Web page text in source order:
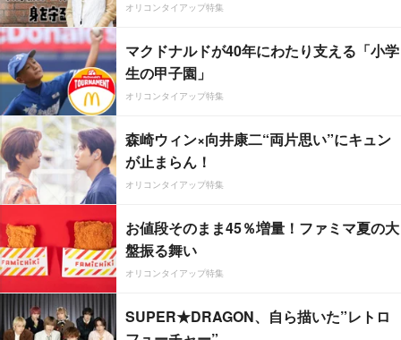
オリコンタイアップ特集
マクドナルドが40年にわたり支える「小学
生の甲子園」
オリコンタイアップ特集
森崎ウィン×向井康二“両片思い”にキュン
が止まらん！
オリコンタイアップ特集
お値段そのまま45％増量！ファミマ夏の大
盤振る舞い
オリコンタイアップ特集
SUPER★DRAGON、自ら描いた”レトロ